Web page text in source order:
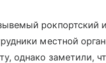
рокпортский
местной
однако заметили,